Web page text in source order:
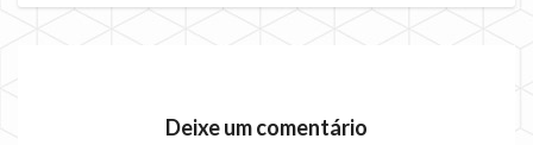
Deixe um comentário